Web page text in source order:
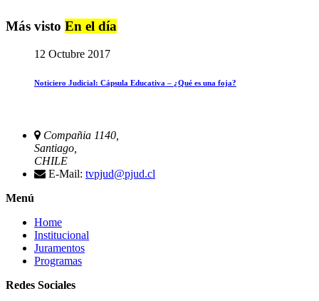
Más visto En el día
12 Octubre 2017
Noticiero Judicial: Cápsula Educativa – ¿Qué es una foja?
Compañia 1140,
Santiago,
CHILE
E-Mail: tvpjud@pjud.cl
Menú
Home
Institucional
Juramentos
Programas
Redes Sociales